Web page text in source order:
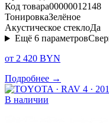
Код товара00000012148
ТонировкаЗелёное
Акустическое стеклоДа
Ещё 6 параметров
от 2 420 BYN
Подробнее →
В наличии